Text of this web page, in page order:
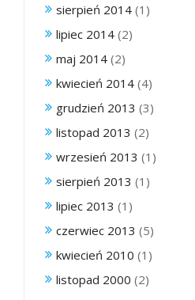
sierpień 2014 (1)
lipiec 2014 (2)
maj 2014 (2)
kwiecień 2014 (4)
grudzień 2013 (3)
listopad 2013 (2)
wrzesień 2013 (1)
sierpień 2013 (1)
lipiec 2013 (1)
czerwiec 2013 (5)
kwiecień 2010 (1)
listopad 2000 (2)